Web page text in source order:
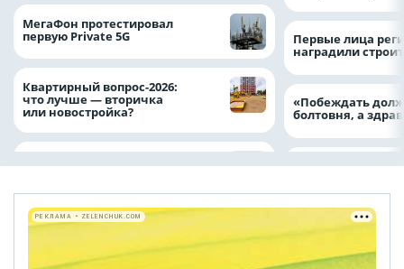
МегаФон протестировал
первую Private 5G
Квартирный вопрос-2026:
что лучше — вторичка
или новостройка?
Первые лица
наградили
«Побеждать
болтовня, а
РЕКЛАМА • ZELENCHUK.COM